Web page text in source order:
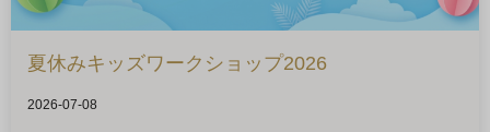
夏休みキッズワークショップ2026
2026-07-08